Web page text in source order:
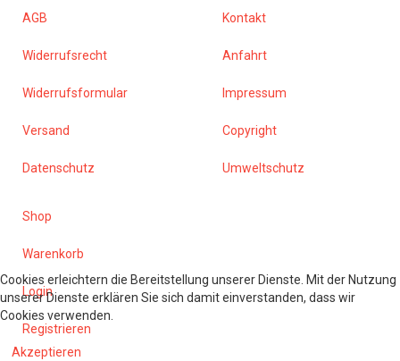
AGB
Widerrufsrecht
Widerrufsformular
Versand
Datenschutz
Kontakt
Anfahrt
Impressum
Copyright
Umweltschutz
Shop
Warenkorb
Login
Registrieren
Cookies erleichtern die Bereitstellung unserer Dienste. Mit der Nutzung
unserer Dienste erklären Sie sich damit einverstanden, dass wir
Cookies verwenden.
Akzeptieren